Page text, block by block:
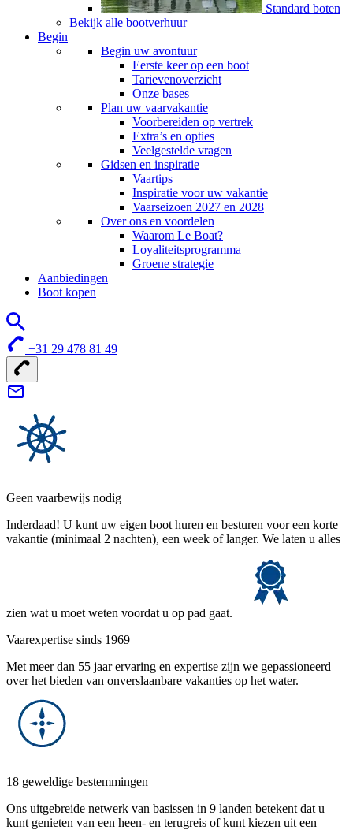
Standard boten
Bekijk alle bootverhuur
Begin
Begin uw avontuur
Eerste keer op een boot
Tarievenoverzicht
Onze bases
Plan uw vaarvakantie
Voorbereiden op vertrek
Extra’s en opties
Veelgestelde vragen
Gidsen en inspiratie
Vaartips
Inspiratie voor uw vakantie
Vaarseizoen 2027 en 2028
Over ons en voordelen
Waarom Le Boat?
Loyaliteitsprogramma
Groene strategie
Aanbiedingen
Boot kopen
+31 29 478 81 49
Geen vaarbewijs nodig
Inderdaad! U kunt uw eigen boot huren en besturen voor een korte
vakantie (minimaal 2 nachten), een week of langer. We laten u alles
zien wat u moet weten voordat u op pad gaat.
Vaarexpertise sinds 1969
Met meer dan 55 jaar ervaring en expertise zijn we gepassioneerd
over het bieden van onverslaanbare vakanties op het water.
18 geweldige bestemmingen
Ons uitgebreide netwerk van basissen in 9 landen betekent dat u
kunt genieten van een heen- en terugreis of kunt kiezen uit een